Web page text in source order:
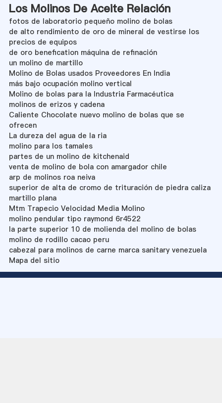
Los Molinos De Aceite Relación
fotos de laboratorio pequeño molino de bolas
de alto rendimiento de oro de mineral de vestirse los
precios de equipos
de oro benefication máquina de refinación
un molino de martillo
Molino de Bolas usados ​​Proveedores En India
más bajo ocupación molino vertical
Molino de bolas para la Industria Farmacéutica
molinos de erizos y cadena
Caliente Chocolate nuevo molino de bolas que se
ofrecen
La dureza del agua de la ria
molino para los tamales
partes de un molino de kitchenaid
venta de molino de bola con amargador chile
arp de molinos roa neiva
superior de alta de cromo de trituración de piedra caliza
martillo plana
Mtm Trapecio Velocidad Media Molino
molino pendular tipo raymond 6r4522
la parte superior 10 de molienda del molino de bolas
molino de rodillo cacao peru
cabezal para molinos de carne marca sanitary venezuela
Mapa del sitio